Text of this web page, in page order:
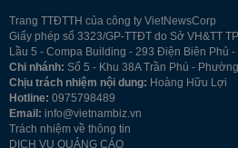
Trang TTĐTTH của công ty VietNewsCorp
Giấy phép số 3323/GP-TTĐT do Sở VH&TT
Lầu 5 - Compa Building - 293 Điện Biên Phủ
Chi nhánh: Số 5 - Khu 38A Trần Phú -
Chịu trách nhiệm nội dung: Hoàng Hữu Lợi
Hotline: 0975798489
Email: info@vietnambiz.vn
Trách nhiệm về thông tin
DỊCH VỤ QUẢNG CÁO